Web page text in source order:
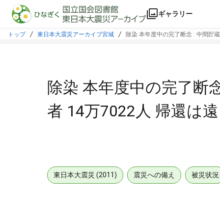
本文に飛ぶ
ギャラリー
トップ 東日本大震災アーカイブ宮城 除染 本年度中の完了断念 : 中間貯
除染 本年度中の完了断
者 14万7022人 帰還は遠
東日本大震災 (2011) 震災への備え 被災状況